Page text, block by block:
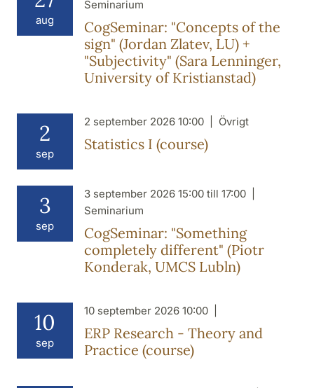
aug
Seminarium
CogSeminar: "Concepts of the
sign" (Jordan Zlatev, LU) +
"Subjectivity" (Sara Lenninger,
University of Kristianstad)
2
sep
2 september 2026 10:00 Övrigt
Statistics I (course)
3
sep
3 september 2026 15:00 till 17:00
Seminarium
CogSeminar: "Something
completely different" (Piotr
Konderak, UMCS Lubln)
10
sep
10 september 2026 10:00
ERP Research - Theory and
Practice (course)